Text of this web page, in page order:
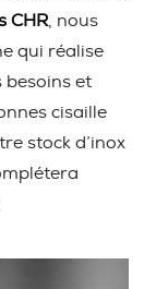
CHR , nous
qui réalise
besoins et
cisaille
stock d’inox